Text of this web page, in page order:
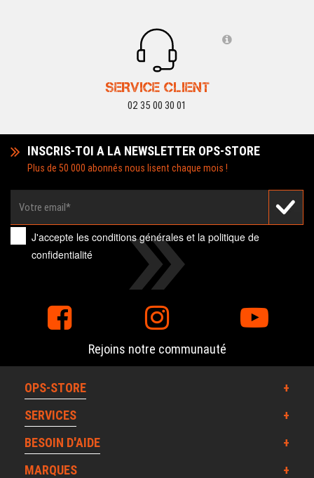
SERVICE CLIENT
02 35 00 30 01
INSCRIS-TOI A LA NEWSLETTER OPS-STORE
Plus de 50 000 abonnés nous lisent chaque mois !
J'accepte lesconditions générales et lapolitique de
confidentialité
Rejoins notre communauté
OPS-STORE
SERVICES
BESOIN D'AIDE
MARQUES